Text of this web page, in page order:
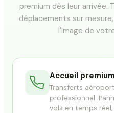
premium dès leur arrivée.
déplacements sur
l'image de
Accueil
Transferts
professionnel.
vols en temps